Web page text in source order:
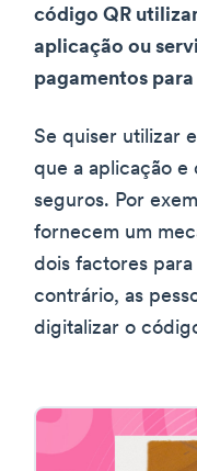
código QR
aplicação ou
pagamentos
Se quiser utilizar
que a aplicação e
seguros. Por
fornecem um
dois factores para
contrário, as
digitalizar o